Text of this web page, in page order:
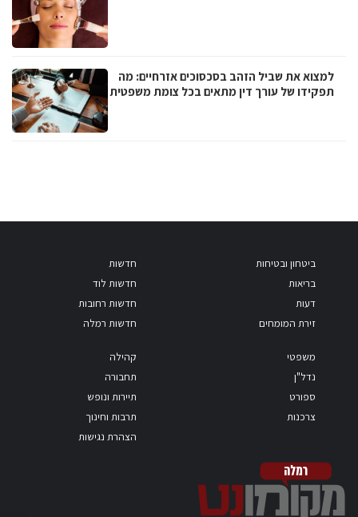
למצוא את שביל הזהב בסכסוכים אזרחיים: מה
תפקידו של עורך דין מתאים בכל צומת משפטית
ביטחון ובטיחות
בריאות
דעות
זירת המומחים
חדשות
חדשות לוד
חדשות רחובות
חדשות רמלה
משפטי
נדל"ן
ספורט
צרכנות
קהילה
תחבורה
תיירות ונופש
תרבות וחינוך
הצהרת נגישות